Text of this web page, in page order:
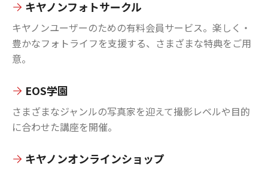
キヤノンフォトサークル
キヤノンユーザーのための有料会員サービス。楽しく・
豊かなフォトライフを支援する、さまざまな特典をご用
意。
EOS学園
さまざまなジャンルの写真家を迎えて撮影レベルや目的
に合わせた講座を開催。
キヤノンオンラインショップ